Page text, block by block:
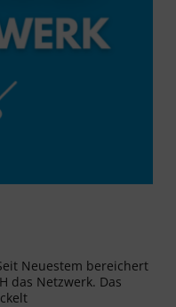
Neuestem bereichert
das Netzwerk. Das